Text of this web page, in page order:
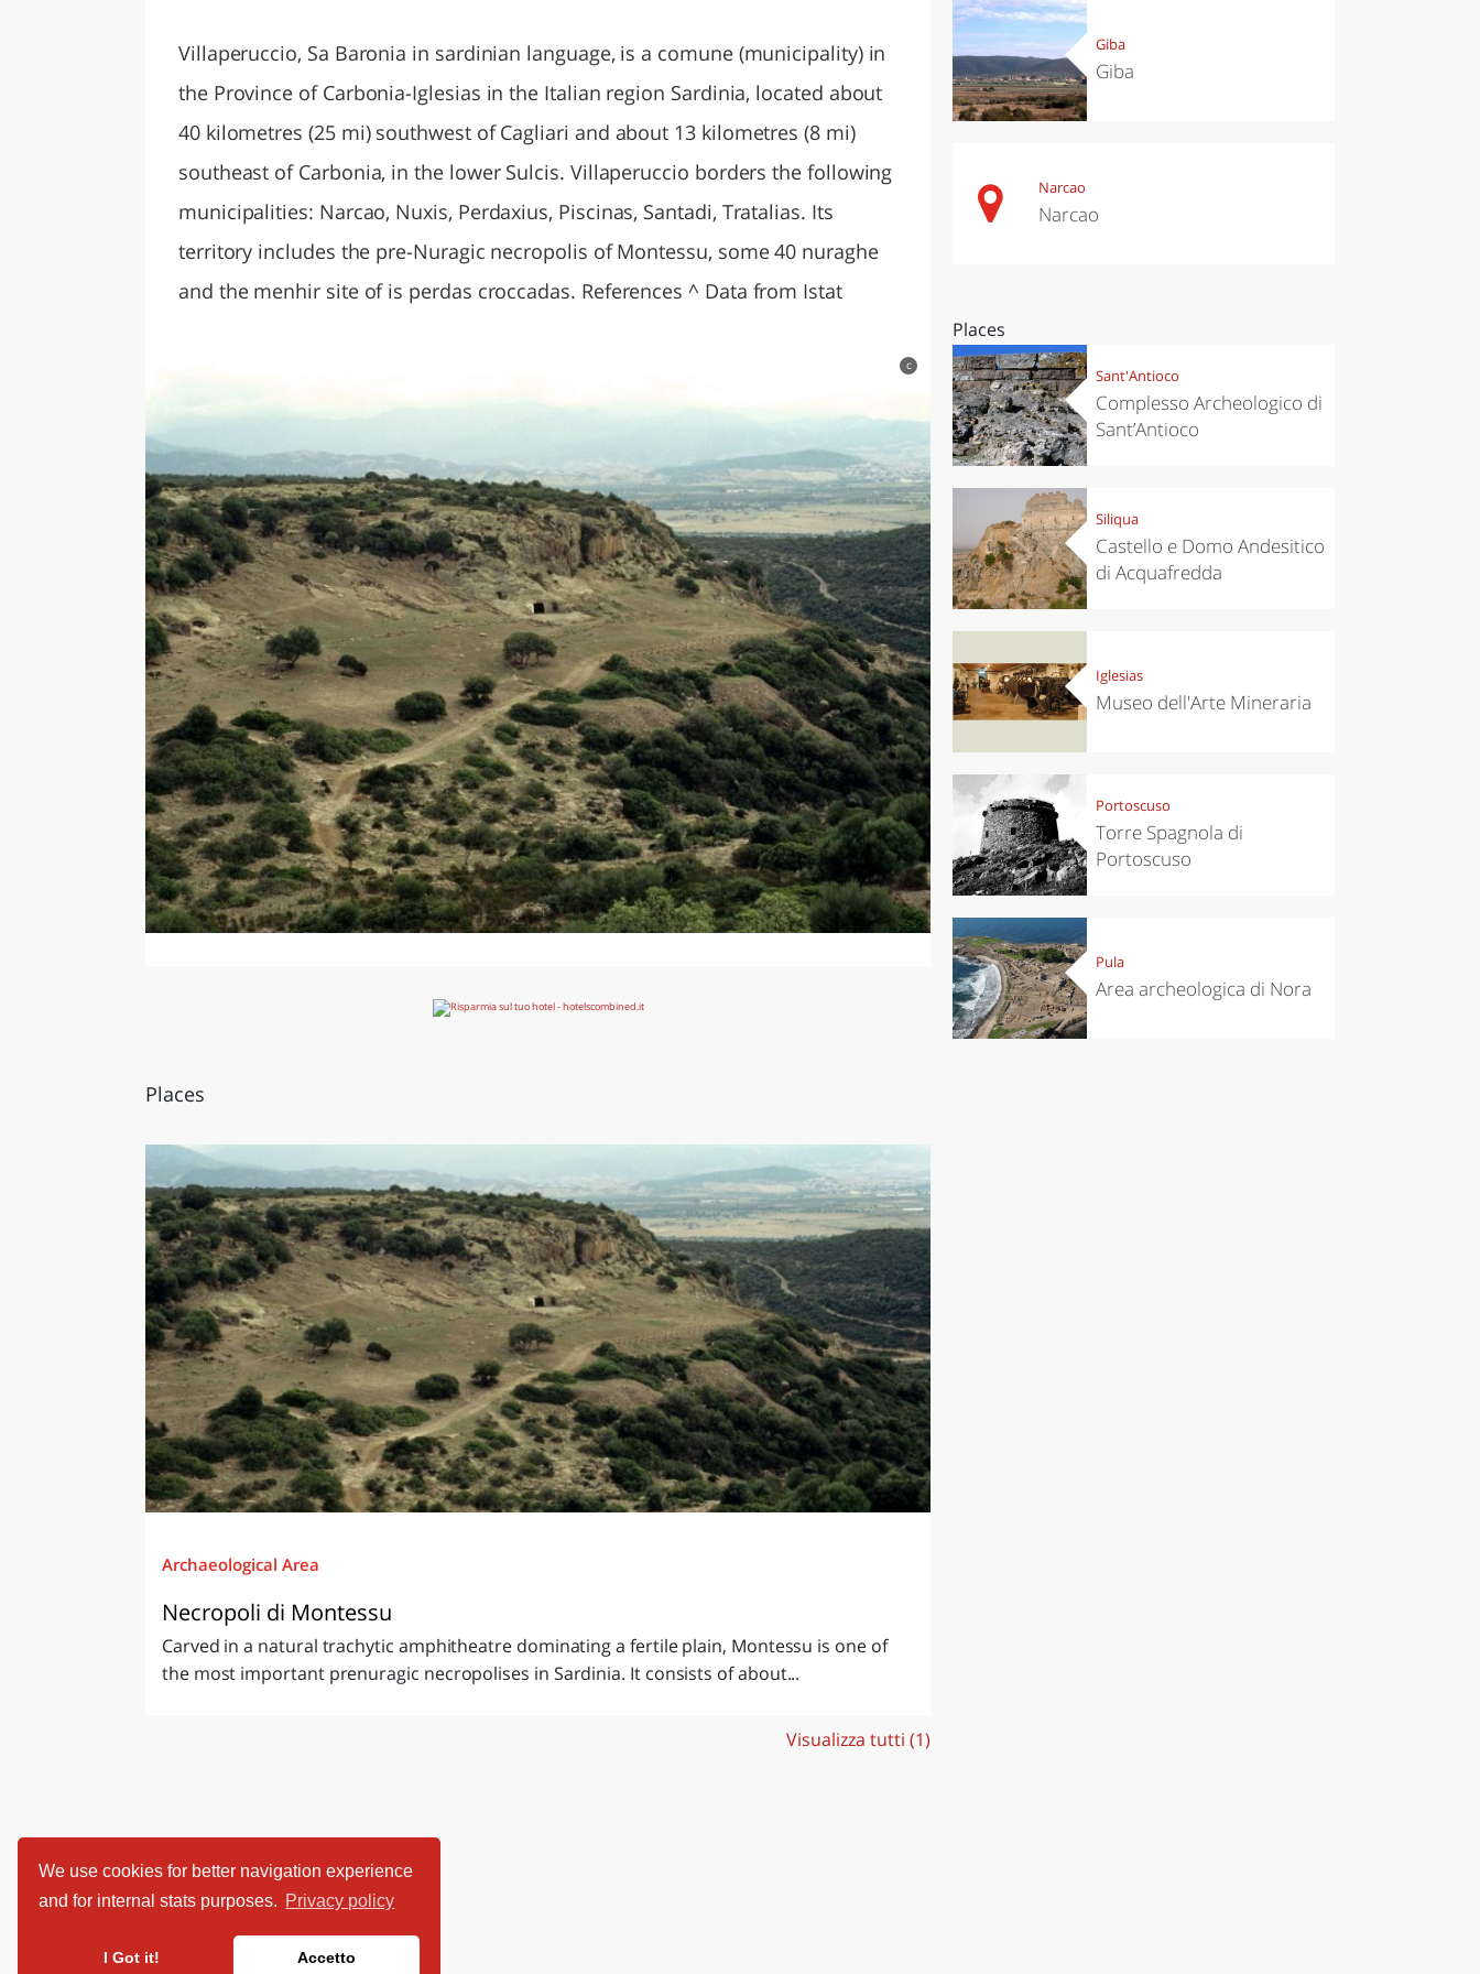
We use cookies for better navigation experience
and for internal stats purposes. Privacy policy
I Got it! Accetto
Villaperuccio, Sa Baronia in sardinian language, is a comune (municipality) in
the Province of Carbonia-Iglesias in the Italian region Sardinia, located about
40 kilometres (25 mi) southwest of Cagliari and about 13 kilometres (8 mi)
southeast of Carbonia, in the lower Sulcis. Villaperuccio borders the following
municipalities: Narcao, Nuxis, Perdaxius, Piscinas, Santadi, Tratalias. Its
territory includes the pre-Nuragic necropolis of Montessu, some 40 nuraghe
and the menhir site of is perdas croccadas. References ^ Data from Istat
c
Places
Archaeological Area
Necropoli di Montessu
Carved in a natural trachytic amphitheatre dominating a fertile plain, Montessu is one of
the most important prenuragic necropolises in Sardinia. It consists of about...
Visualizza tutti (1)
Giba
Giba
Narcao
Narcao
Places
Sant'Antioco
Complesso Archeologico di
Sant’Antioco
Siliqua
Castello e Domo Andesitico
di Acquafredda
Iglesias
Museo dell'Arte Mineraria
Portoscuso
Torre Spagnola di
Portoscuso
Pula
Area archeologica di Nora